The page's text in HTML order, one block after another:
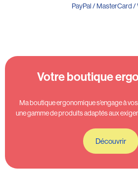
PayPal / MasterCard /
Votre boutique
Ma boutique ergonomique s’engage à
une gamme de produits adaptés aux
Découvrir